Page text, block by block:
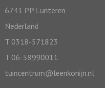
6741 PP Lunteren
Nederland
T 0318-571823
T 06-58990011
tuincentrum@leenkonijn.nl